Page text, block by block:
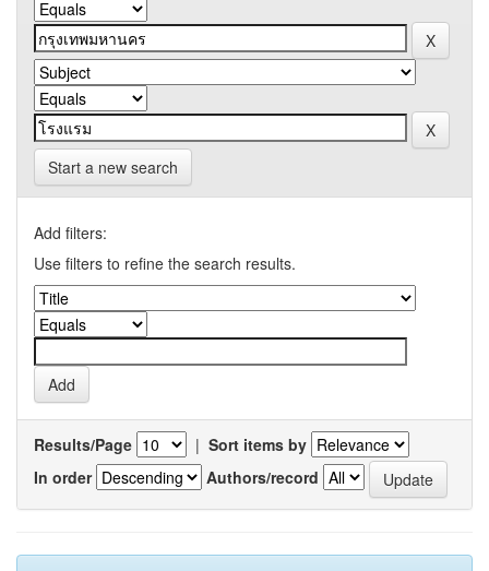
Start a new search
Add filters:
Use filters to refine the search results.
Results/Page | Sort items by
In order
Authors/record